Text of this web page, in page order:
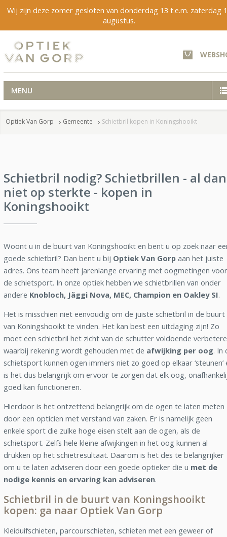
Wij zijn deze zomer gesloten van donderdag 13 t.e.m. zaterdag
augustus.
MENU
Optiek Van Gorp Gemeente Schietbril kopen in Koningshooikt
Schietbril nodig? Schietbrillen - al dan
niet op sterkte - kopen in
Koningshooikt
Woont u in de buurt van Koningshooikt en bent u op zoek naar
goede schietbril? Dan bent u bij Optiek Van Gorp aan het juiste
adres. Ons team heeft jarenlange ervaring met oogmetingen voor
de schietsport. In onze optiek hebben we schietbrillen van onder
andere Knobloch, Jäggi Nova, MEC, Champion en Oakley SI.
Het is misschien niet eenvoudig om de juiste schietbril in de buurt
van Koningshooikt te vinden. Het kan best een uitdaging zijn! Zo
moet een schietbril het zicht van de schutter voldoende
waarbij rekening wordt gehouden met de afwijking per oog. In
schietsport kunnen ogen immers niet zo goed op elkaar ‘steunen’
is het dus belangrijk om ervoor te zorgen dat elk oog,
goed kan functioneren.
Hierdoor is het ontzettend belangrijk om de ogen te laten meten
door een opticien met verstand van zaken. Er is namelijk geen
enkele sport die zulke hoge eisen stelt aan de ogen, als de
schietsport. Zelfs hele kleine afwijkingen in het oog kunnen al
drukken op het schietresultaat. Daarom is het des te belangrijker
om u te laten adviseren door een goede optieker die u met de
nodige kennis en ervaring kan adviseren.
Schietbril in de buurt van Koningshooikt
kopen: ga naar Optiek Van Gorp
Kleiduifschieten, parcourschieten, schieten met een geweer of